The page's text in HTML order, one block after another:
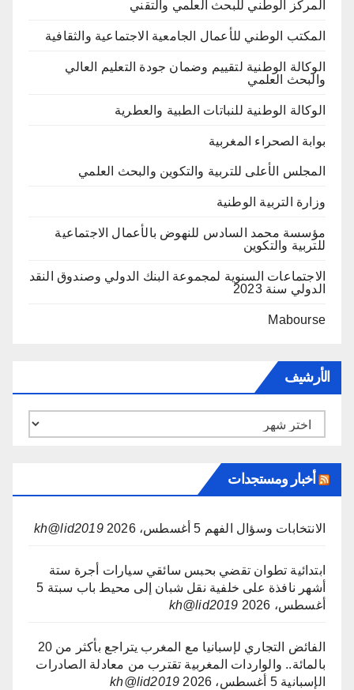
المركز الوطني للبحث العلمي والتقني
المكتب الوطني للأعمال الجامعية الاجتماعية والثقافية
الوكالة الوطنية لتقييم وضمان جودة التعليم العالي
والبحث العلمي
الوكالة الوطنية للنباتات الطبية والعطرية
بوابة الصحراء المغربية
المجلس الأعلى للتربية والتكوين والبحث العلمي
وزارة التربية الوطنية
مؤسسة محمد السادس للنهوض بالأعمال الاجتماعية
للتربية والتكوين
الاجتماعات السنوية لمجموعة البنك الدولي وصندوق النقد
الدولي سنة 2023
Mabourse
الأرشيف
الأرشيف
أخبار ومستجدات
الانتخابات وسؤال الفهم 5 أغسطس، 2026 kh@lid2019
ابتدائية تطوان تقضي بحبس سائقي سيارات أجرة ستة
أشهر نافذة على خلفية نقل شبان إلى محيط باب سبتة 5
أغسطس، 2026
kh@lid2019
الفائض التجاري لإسبانيا مع المغرب يتراجع بأكثر من 20
بالمائة.. والواردات المغربية تقترب من معادلة الصادرات
الإسبانية 5 أغسطس، 2026 kh@lid2019